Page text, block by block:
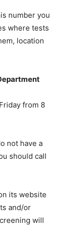
number you
where tests
location
from 8
not have a
should call
its website
and/or
will